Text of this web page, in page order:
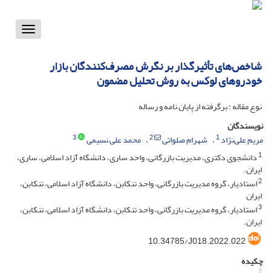
Toggle
شاخص‌های تأثیرگذار بر نگرش مصرف‌کنندگان بازار
خودروهای لوکس به روش تحلیل مضمون
نوع مقاله : برگرفته از پایان نامه و رساله
نویسندگان
مریم علی‌نژاد1 شهرام صلواتی 2 محمد علی نسیمی
3
1دانشجوی دکتری، مدیریت بازرگانی، واحد ساری، دانشگاه آزاد اسلامی، ساری،
ایران.
2استادیار، گروه مدیریت بازرگانی، واحد تنکابن، دانشگاه آزاد اسلامی، تنکابن،
ایران
3استادیار، گروه مدیریت بازرگانی، واحد تنکابن، دانشگاه آزاد اسلامی، تنکابن،
ایران.
10.34785/J018.2022.022
چکیده